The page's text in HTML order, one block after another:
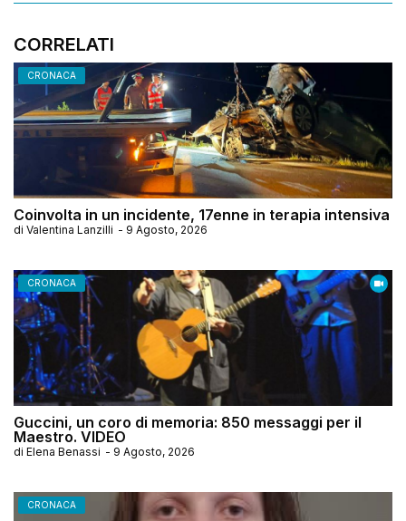
CORRELATI
CRONACA
Coinvolta in un incidente, 17enne in terapia intensiva
di Valentina Lanzilli - 9 Agosto, 2026
CRONACA
Guccini, un coro di memoria: 850 messaggi per il
Maestro. VIDEO
di Elena Benassi - 9 Agosto, 2026
CRONACA